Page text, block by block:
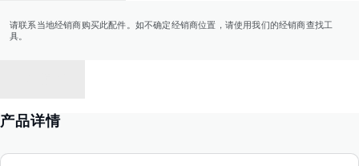
请联系当地经销商购买此配件。如不确定经销商位置，请使用我们的经销商查找工
具。
产品详情